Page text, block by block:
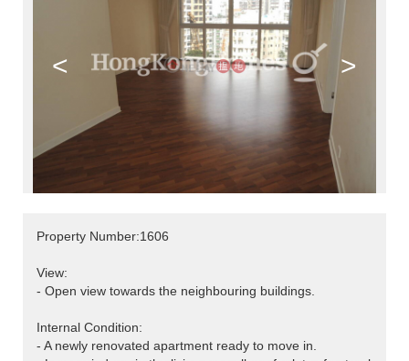
< >
Property Number:1606
View:
- Open view towards the neighbouring buildings.
Internal Condition:
- A newly renovated apartment ready to move in.